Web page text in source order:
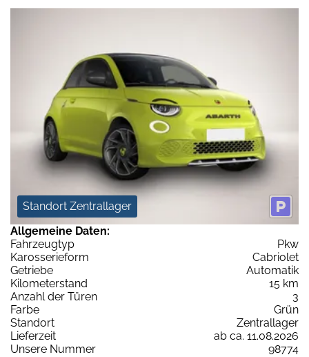
Standort Zentrallager
Allgemeine Daten:
Fahrzeugtyp
Pkw
Karosserieform
Cabriolet
Getriebe
Automatik
Kilometerstand
15 km
Anzahl der Türen
3
Farbe
Grün
Standort
Zentrallager
Lieferzeit
ab ca. 11.08.2026
Unsere Nummer
98774